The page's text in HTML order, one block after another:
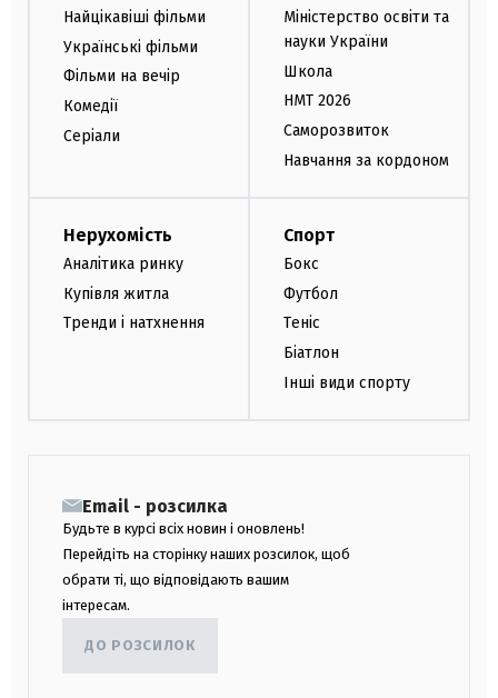
Найцікавіші фільми
Українські фільми
Фільми на вечір
Комедії
Серіали
Міністерство освіти та
науки України
Школа
НМТ 2026
Саморозвиток
Навчання за кордоном
Нерухомість
Аналітика ринку
Купівля житла
Тренди і натхнення
Спорт
Бокс
Футбол
Теніс
Біатлон
Інші види спорту
Email - розсилка
Будьте в курсі всіх новин і оновлень!
Перейдіть на сторінку наших розсилок, щоб
обрати ті, що відповідають вашим
інтересам.
ДО РОЗСИЛОК